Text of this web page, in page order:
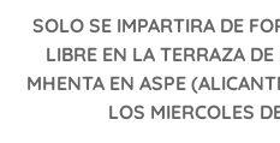
SOLO SE IMPARTIRA DE
LIBRE EN LA TERRAZA
MHENTA EN ASPE
LOS MIERCOLES